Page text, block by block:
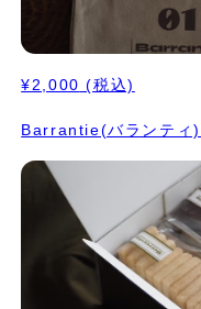
¥2,000 (税込)
Barrantie(バランティ)